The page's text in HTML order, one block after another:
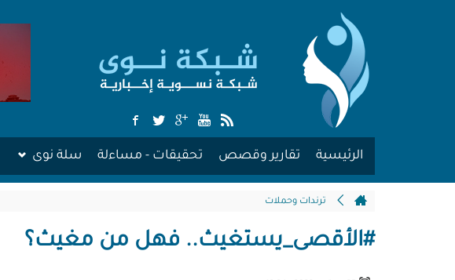
الرئيسية تقارير وقصص تحقيقات - مساءلة سلة نوى
ترندات وحملات
#الأقصى_يستغيث.. فهل من مغيث؟